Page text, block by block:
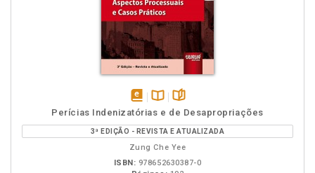
disponível
em
eBook
Disponível
na
B.V.
páginas
Perícias Indenizatórias e de Desapropriações
3ª EDIÇÃO - REVISTA E ATUALIZADA
Zung Che Yee
ISBN: 978652630387-0